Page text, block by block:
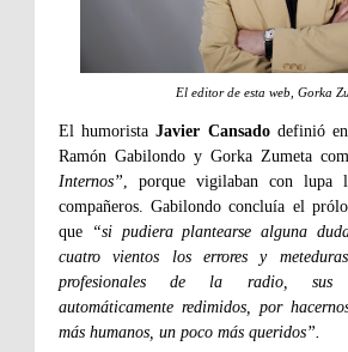
El editor de esta web, Gorka
El humoristaJavier Cansado definió
Ramón Gabilondo y Gorka Zumeta
Internos”, porque vigilaban con lupa
compañeros. Gabilondo concluía el
que
“si pudiera plantearse alguna
cuatro vientos los errores y
profesionales de la radio, sus
automáticamente redimidos, por
más humanos, un poco más queridos”.